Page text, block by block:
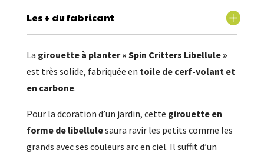
Les + du fabricant
La girouette à planter « Spin Critters Libellule »
est très solide, fabriquée en toile de cerf-volant et
en carbone.
Pour la dcoration d’un jardin, cette girouette en
forme de libellulesaura ravir les petits comme les
grands avec ses couleurs arc en ciel. Il suffit d’un